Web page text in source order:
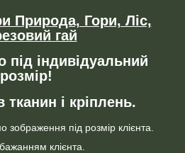
Природа, Гори, Ліс,
гай
під індивідуальний
розмір!
тканин і кріплень.
під розмір клієнта.
клієнта.